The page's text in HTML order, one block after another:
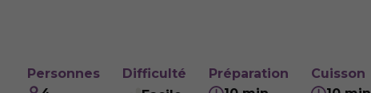
Personnes
Difficulté
Préparation
Cuisson